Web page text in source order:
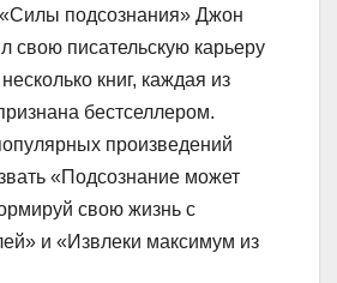
подсознания» Джон
свою писательскую карьеру
книг, каждая из
бестселлером.
произведений
«Подсознание может
свою жизнь с
и «Извлеки максимум из